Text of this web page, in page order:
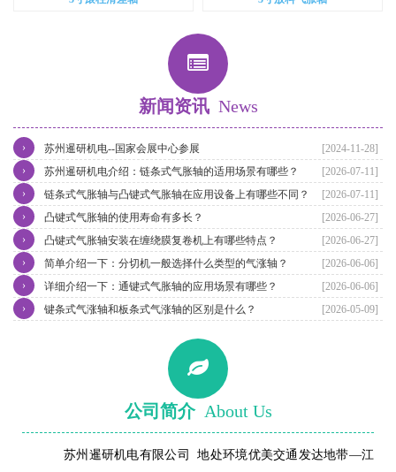
新闻资讯 News
[2024-11-28]
苏州暹研机电--国家会展中心参展
›
[2026-07-11]
苏州暹研机电介绍：链条式气胀轴的适用场景有哪些？
›
[2026-07-11]
链条式气胀轴与凸键式气胀轴在应用设备上有哪些不同？
›
[2026-06-27]
凸键式气胀轴的使用寿命有多长？
›
[2026-06-27]
凸键式气胀轴安装在缠绕膜复卷机上有哪些特点？
›
[2026-06-06]
简单介绍一下：分切机一般选择什么类型的气涨轴？
›
[2026-06-06]
详细介绍一下：通键式气胀轴的应用场景有哪些？
›
[2026-05-09]
键条式气涨轴和板条式气涨轴的区别是什么？
›
公司简介 About Us
苏州暹研机电有限公司 地处环境优美交通发达地带—江